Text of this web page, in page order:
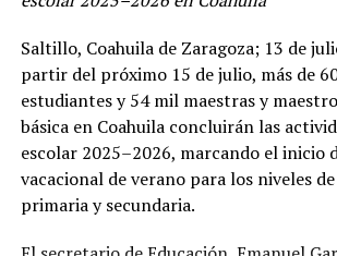
Regreso a clases con medidas preventivas
Ante el pronóstico de bajas
regiones de la entidad, se exhorta a
familia, así como al personal
precauciones, abrigar adecuadamente a
estudiantes.
Garza Fishburn, reiteró los criterios
Saltillo, Coahuila de Zaragoza; 13 de
partir del próximo 15 de julio, más de
estudiantes y 54 mil maestras y
básica en Coahuila concluirán las
escolar 2025–2026, marcando el inicio
vacacional de verano para los niveles
primaria y secundaria.